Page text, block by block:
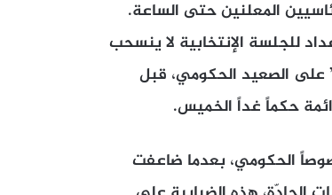
المعلنين حتى الساعة.
للجلسة الإنتخابية لا ينسحب
على الصعيد الحكومي، قبل
حكماً غداً الخميس.
الحكومي، بعدما ضاعفت